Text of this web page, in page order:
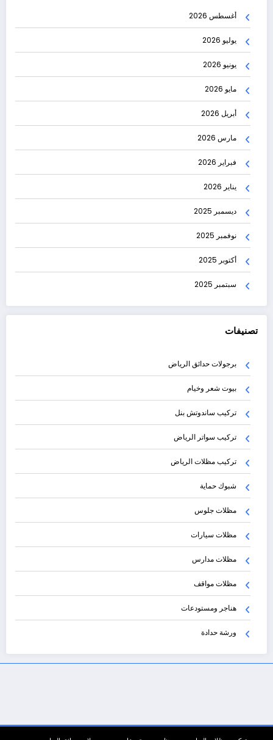
أغسطس 2026
يوليو 2026
يونيو 2026
مايو 2026
أبريل 2026
مارس 2026
فبراير 2026
يناير 2026
ديسمبر 2025
نوفمبر 2025
أكتوبر 2025
سبتمبر 2025
تصنيفات
برجولات حدائق الرياض
بيوت شعر وخيام
تركيب ساندوتش بنل
تركيب سواتر الرياض
تركيب مظلات الرياض
شبوك حماية
مظلات جلوس
مظلات سيارات
مظلات مدارس
مظلات مواقف
هناجر ومستودعات
ورشة حدادة